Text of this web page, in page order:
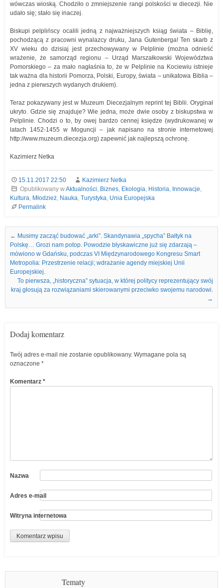
wówczas wioską. Chodziło o zmniejszenie rangi polskości w diecezji. Nie
udało się; stało się inaczej.
Biskupi pelplińscy ocalili jedną z najważniejszych ksiąg świata – Biblię,
pochodzącą z pracowni wynalazcy druku, Jana Gutenberga! Ten skarb z
XV wieku do dzisiaj jest przechowywany w Pelplinie (można odnieść
wrażenie, że samorząd regionu – Urząd Marszałkowski Województwa
Pomorskiego – za mało nagłaśnia to, że w Pelplinie na Kociewiu istnieje
tak ważna dla historii Pomorza, Polski, Europy, świata – unikatowa Biblia –
jedna z pierwszych wydanych drukiem).
Teraz pokazywany jest w Muzeum Diecezjalnym reprint tej Biblii. Oryginał
ukryto. Gdzie się znajduje? Wie jedna, może dwie osoby z biskupstwa w
Pelplinie. Chodzi o to, by owej bardzo cennej księdze (wydrukowanej w
latach 1452-1455 w Moguncji – jak napisano na stronie internetowej
http://www.muzeum.diecezja.org) zapewnić jak najlepszą ochronę.
Kazimierz Netka
15.11.2017 22:50
Kazimierz Netka
Opublikowany wAktualności, Biznes, Ekologia, Historia, Innowacje,
Kultura, Młodzież, Nauka, Turystyka, Unia Europejska
Permalink
Nawigacja we wpisach
← Musimy zacząć budować „arki”. Skandynawia „spycha” Bałtyk na
Polskę… Grozi nam potop. Powodzie błyskawiczne już się zdarzają –
mówiono w Gdańsku, podczas VI Międzynarodowego Kongresu Smart
Metropolia: Przestrzenie relacji; wdrażanie agendy miejskiej Unii
Europejskiej.
To pierwsza, „historyczna” sytuacja, w której politycy reprezentujący swój
kraj głosują za rozwiązaniami skierowanymi przeciwko swojemu narodowi.
→
Dodaj komentarz
Twój adres e-mail nie zostanie opublikowany. Wymagane pola są
oznaczone *
Komentarz *
Nazwa
Adres e-mail
Witryna internetowa
Tematy